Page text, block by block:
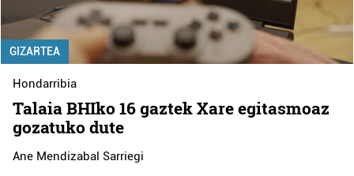
GIZARTEA
Hondarribia
Talaia BHIko 16 gaztek Xare egitasmoaz
gozatuko dute
Ane Mendizabal Sarriegi